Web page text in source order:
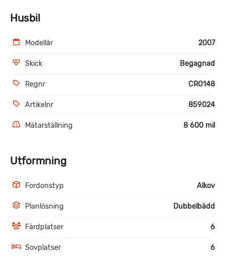
Husbil
Modellår 2007
Skick Begagnad
Regnr CRO148
Artikelnr 859024
Mätarställning 8 600 mil
Utformning
Fordonstyp Alkov
Planlösning Dubbelbädd
Färdplatser 6
Sovplatser 6